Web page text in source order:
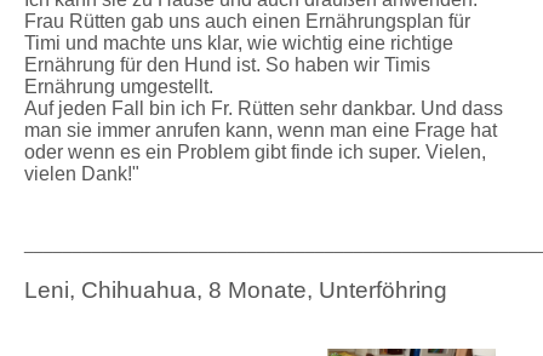
Frau Rütten gab uns auch einen Ernährungsplan für
Timi und machte uns klar, wie wichtig eine richtige
Ernährung für den Hund ist. So haben wir Timis
Ernährung umgestellt.
Auf jeden Fall bin ich Fr. Rütten sehr dankbar. Und dass
man sie immer anrufen kann, wenn man eine Frage hat
oder wenn es ein Problem gibt finde ich super. Vielen,
vielen Dank!"
Leni, Chihuahua, 8 Monate, Unterföhring